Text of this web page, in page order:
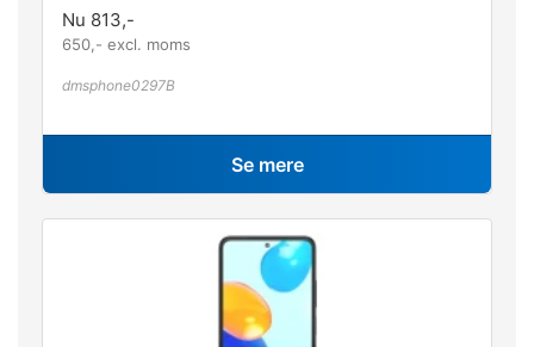
Nu 813,-
650 ,- excl. moms
dmsphone0297B
Se mere